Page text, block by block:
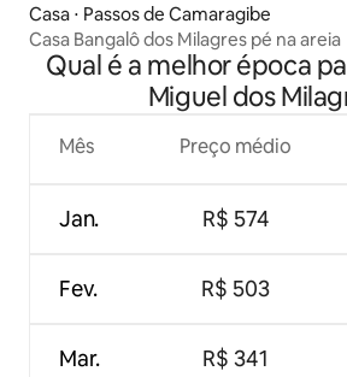
Casa ⋅ Passos de Camaragibe
Casa Bangalô dos Milagres pé na areia
Qual é a melhor época
Miguel dos
Mês
Jan.
Fev.
Mar.
Preço médio
R$ 574
R$ 503
R$ 341